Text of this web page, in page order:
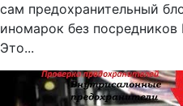
сам предохранительный
иномарок без посредников
Это...